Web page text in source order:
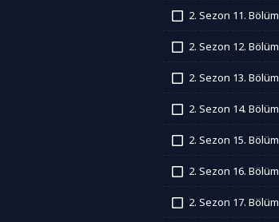
2. Sezon 11. Bölüm
2. Sezon 12. Bölüm
2. Sezon 13. Bölüm
2. Sezon 14. Bölüm
2. Sezon 15. Bölüm
2. Sezon 16. Bölüm
2. Sezon 17. Bölüm